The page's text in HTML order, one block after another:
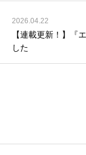
2026.04.22
【連載更新！】『
した